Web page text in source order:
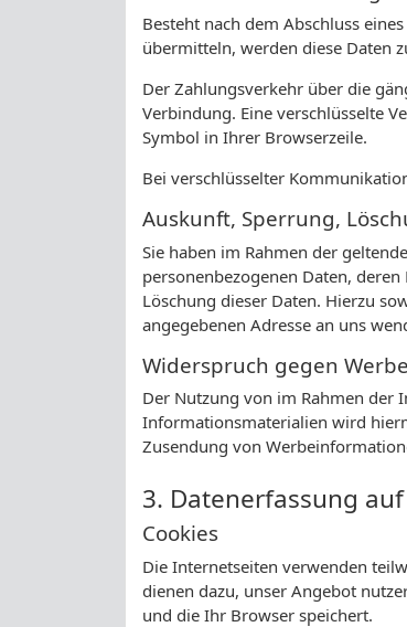
Besteht nach dem Abschluss
übermitteln, werden diese Daten
Der Zahlungsverkehr über die
Verbindung. Eine verschlüsselte
Symbol in Ihrer Browserzeile.
Bei verschlüsselter
Auskunft, Sperrung,
Sie haben im Rahmen der
personenbezogenen Daten,
Löschung dieser Daten. Hierzu
angegebenen Adresse an uns
Widerspruch gegen
Der Nutzung von im Rahmen der
Informationsmaterialien wird
Zusendung von
3. Datenerfassung
Cookies
Die Internetseiten verwenden
dienen dazu, unser Angebot
und die Ihr Browser speichert.